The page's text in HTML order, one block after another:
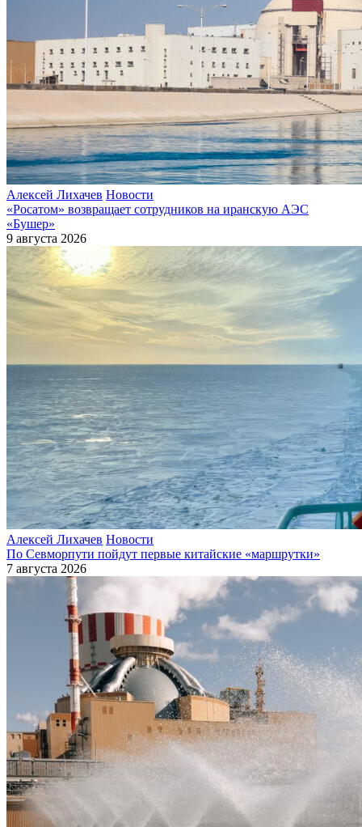
Алексей Лихачев Новости
«Росатом» возвращает сотрудников на иранскую АЭС
«Бушер»
9 августа 2026
Алексей Лихачев Новости
По Севморпути пойдут первые китайские «маршрутки»
7 августа 2026